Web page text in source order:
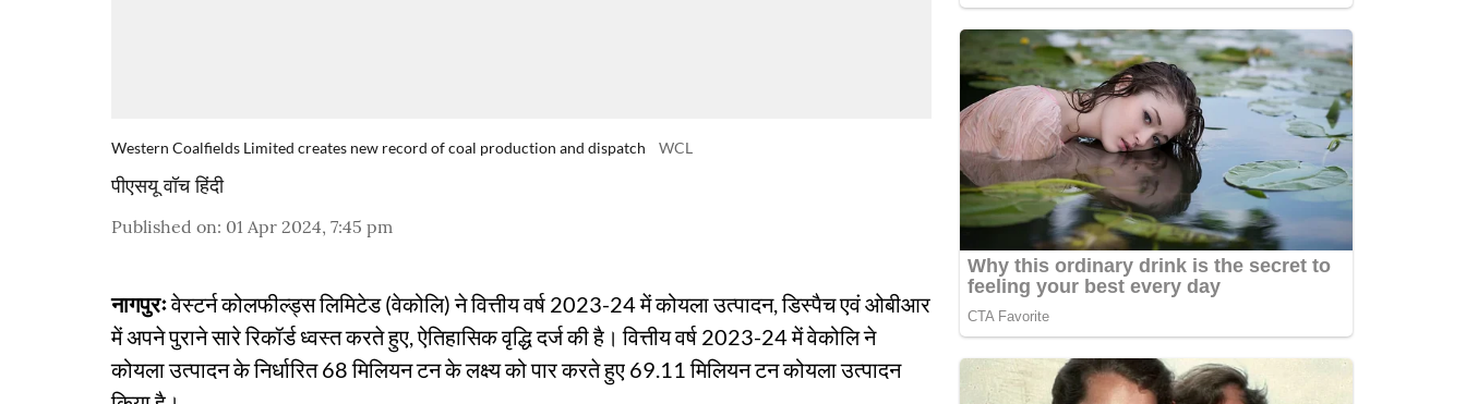
Western Coalfields Limited creates new record of coal production and dispatch WCL
पीएसयू वॉच हिंदी
Published on: 01 Apr 2024, 7:45 pm
नागपुरःवेस्टर्न कोलफील्ड्स लिमिटेड (वेकोलि) ने वित्तीय वर्ष 2023-24 में कोयला उत्पादन, डिस्पैच एवं ओबीआर
में अपने पुराने सारे रिकॉर्ड ध्वस्त करते हुए, ऐतिहासिक वृद्धि दर्ज की है। वित्तीय वर्ष 2023-24 में वेकोलि ने
कोयला उत्पादन के निर्धारित 68 मिलियन टन के लक्ष्य को पार करते हुए 69.11 मिलियन टन कोयला उत्पादन